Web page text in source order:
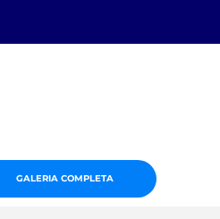
GALERIA COMPLETA